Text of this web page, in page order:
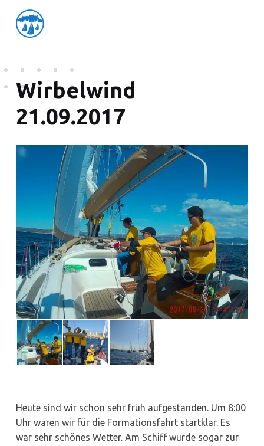
friedensflotte salzburg
Friedensflotte Salzburg
Wirbelwind
21.09.2017
Heute sind wir schon sehr früh aufgestanden. Um 8:00
Uhr waren wir für die Formationsfahrt startklar. Es
war sehr schönes Wetter. Am Schiff wurde sogar zur